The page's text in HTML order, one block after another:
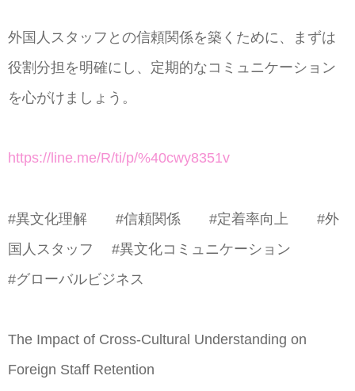
外国人スタッフとの信頼関係を築くために、まずは
役割分担を明確にし、定期的なコミュニケーション
を心がけましょう。
https://line.me/R/ti/p/%40cwy8351v
#異文化理解 #信頼関係 #定着率向上 #外
国人スタッフ #異文化コミュニケーション
#グローバルビジネス
The Impact of Cross-Cultural Understanding on
Foreign Staff Retention